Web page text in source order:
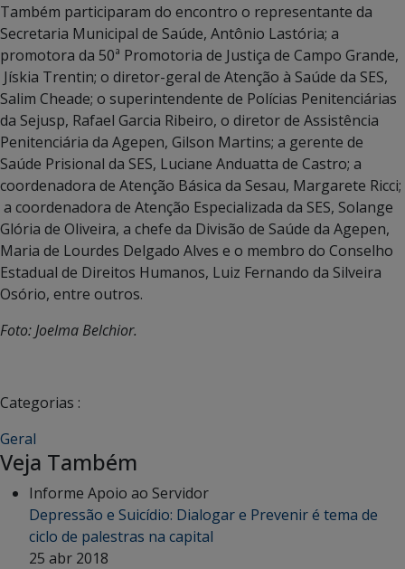
Também participaram do encontro o representante da
Secretaria Municipal de Saúde, Antônio Lastória; a
promotora da 50ª Promotoria de Justiça de Campo Grande,
Jískia Trentin; o diretor-geral de Atenção à Saúde da SES,
Salim Cheade; o superintendente de Polícias Penitenciárias
da Sejusp, Rafael Garcia Ribeiro, o diretor de Assistência
Penitenciária da Agepen, Gilson Martins; a gerente de
Saúde Prisional da SES, Luciane Anduatta de Castro; a
coordenadora de Atenção Básica da Sesau, Margarete Ricci;
a coordenadora de Atenção Especializada da SES, Solange
Glória de Oliveira, a chefe da Divisão de Saúde da Agepen,
Maria de Lourdes Delgado Alves e o membro do Conselho
Estadual de Direitos Humanos, Luiz Fernando da Silveira
Osório, entre outros.
Foto: Joelma Belchior.
Categorias :
Geral
Veja Também
Informe Apoio ao Servidor
Depressão e Suicídio: Dialogar e Prevenir é tema de
ciclo de palestras na capital
25 abr 2018